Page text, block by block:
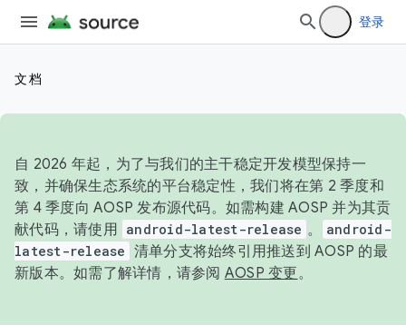
登录
文档
自 2026 年起，为了与我们的主干稳定开发模型保持一
致，并确保生态系统的平台稳定性，我们将在第 2 季度和
第 4 季度向 AOSP 发布源代码。如需构建 AOSP 并为其贡
献代码，请使用 android-latest-release 。
android-
latest-release 清单分支将始终引用推送到 AOSP 的最
新版本。如需了解详情，请参阅 AOSP 变更。